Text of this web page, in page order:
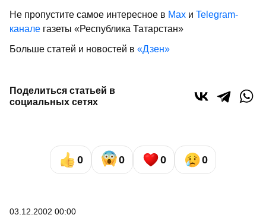
Не пропустите самое интересное в Max и Telegram-
канале газеты «Республика Татарстан»
Больше статей и новостей в «Дзен»
Поделиться статьей в
социальных сетях
0 0 0 0
03.12.2002 00:00